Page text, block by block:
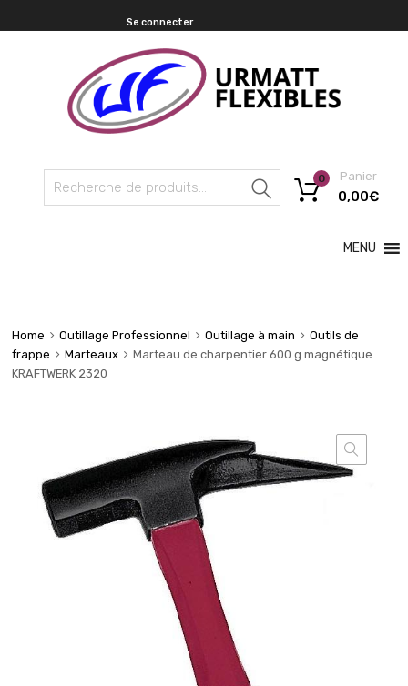
Se connecter
Recherche
Panier
0,00€
0
MENU
Home Outillage Professionnel Outillage à main
Outils de
frappe
Marteaux
Marteau de charpentier 600 g magnétique
KRAFTWERK 2320